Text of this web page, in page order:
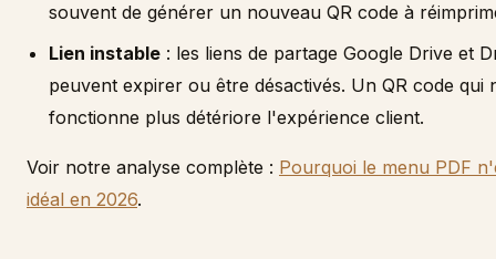
souvent de générer un nouveau QR code à
Lien instable : les liens de partage Google Drive et
peuvent expirer ou être désactivés. Un QR code qui
fonctionne plus détériore l'expérience client.
Voir notre analyse complète : Pourquoi le menu PDF
idéal en 2026.